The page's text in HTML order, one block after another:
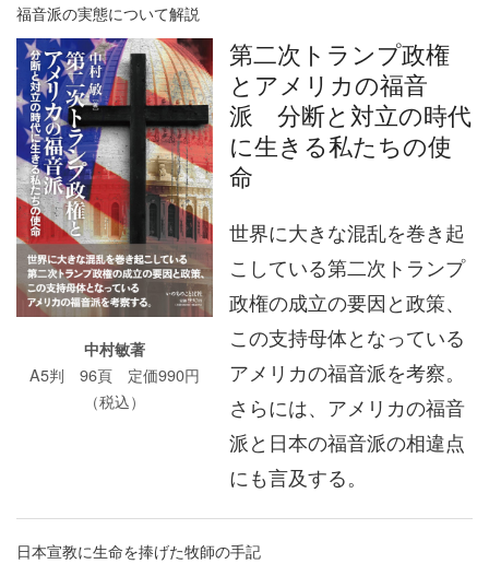
福音派の実態について解説
中村敏著
A5判 96頁 定価990円
（税込）
第二次トランプ政権
とアメリカの福音
派 分断と対立の時代
に生きる私たちの使
命
世界に大きな混乱を巻き起
こしている第二次トランプ
政権の成立の要因と政策、
この支持母体となっている
アメリカの福音派を考察。
さらには、アメリカの福音
派と日本の福音派の相違点
にも言及する。
日本宣教に生命を捧げた牧師の手記